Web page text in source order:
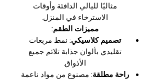
مثاليًا لليالي الدافئة وأوقات
الاسترخاء في المنزل.
مميزات الطقم:
تصميم كلاسيكي: نمط مربعات
تقليدي بألوان جذابة تلائم جميع
الأذواق.
راحة مطلقة: مصنوع من مواد ناعمة